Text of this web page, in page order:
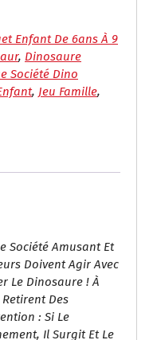
Enfant De 6ans À 9
, Dinosaure
Société Dino
, Jeu Famille,
Société Amusant Et
Doivent Agir Avec
Le Dinosaure ! À
Des
: Si Le
Il Surgit Et Le